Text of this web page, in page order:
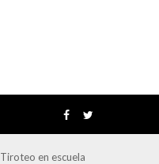
Tiroteo en escuela